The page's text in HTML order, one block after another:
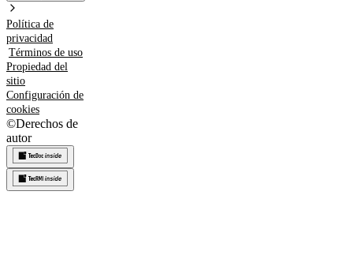
Política de
privacidad
Términos de uso
Propiedad del
sitio
Configuración de
cookies
©Derechos de
autor